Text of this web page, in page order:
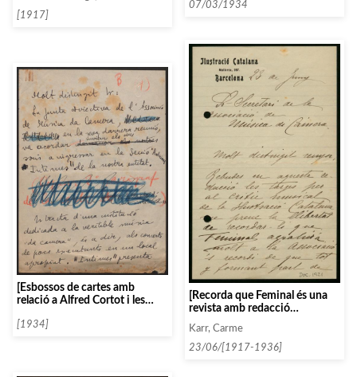
[1917]
07/03/1934
[Esbossos de cartes amb
relació a Alfred Cortot i les
[1934]
[Recorda que Feminal és una
revista amb redacció
pels concerts]
Karr, Carme
23/06/[1917-1936]